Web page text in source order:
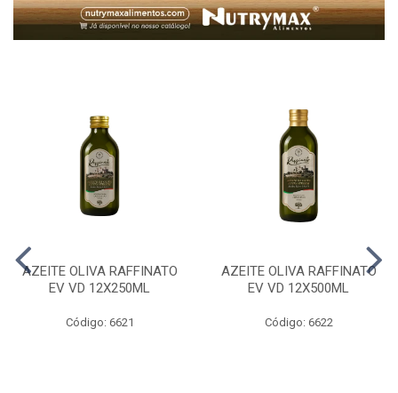
AZEITE OLIVA RAFFINATO
EV VD 12X250ML
Código: 6621
AZEITE OLIVA RAFFINATO
EV VD 12X500ML
Código: 6622